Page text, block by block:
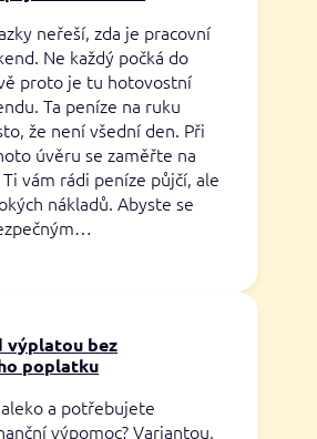
neřeší, zda je pracovní
Ne každý počká do
proto je tu hotovostní
Ta peníze na ruku
že není všední den. Při
úvěru se zaměřte na
vám rádi peníze půjčí, ale
nákladů. Abyste se
výplatou bez
poplatku
a potřebujete
výpomoc? Variantou,